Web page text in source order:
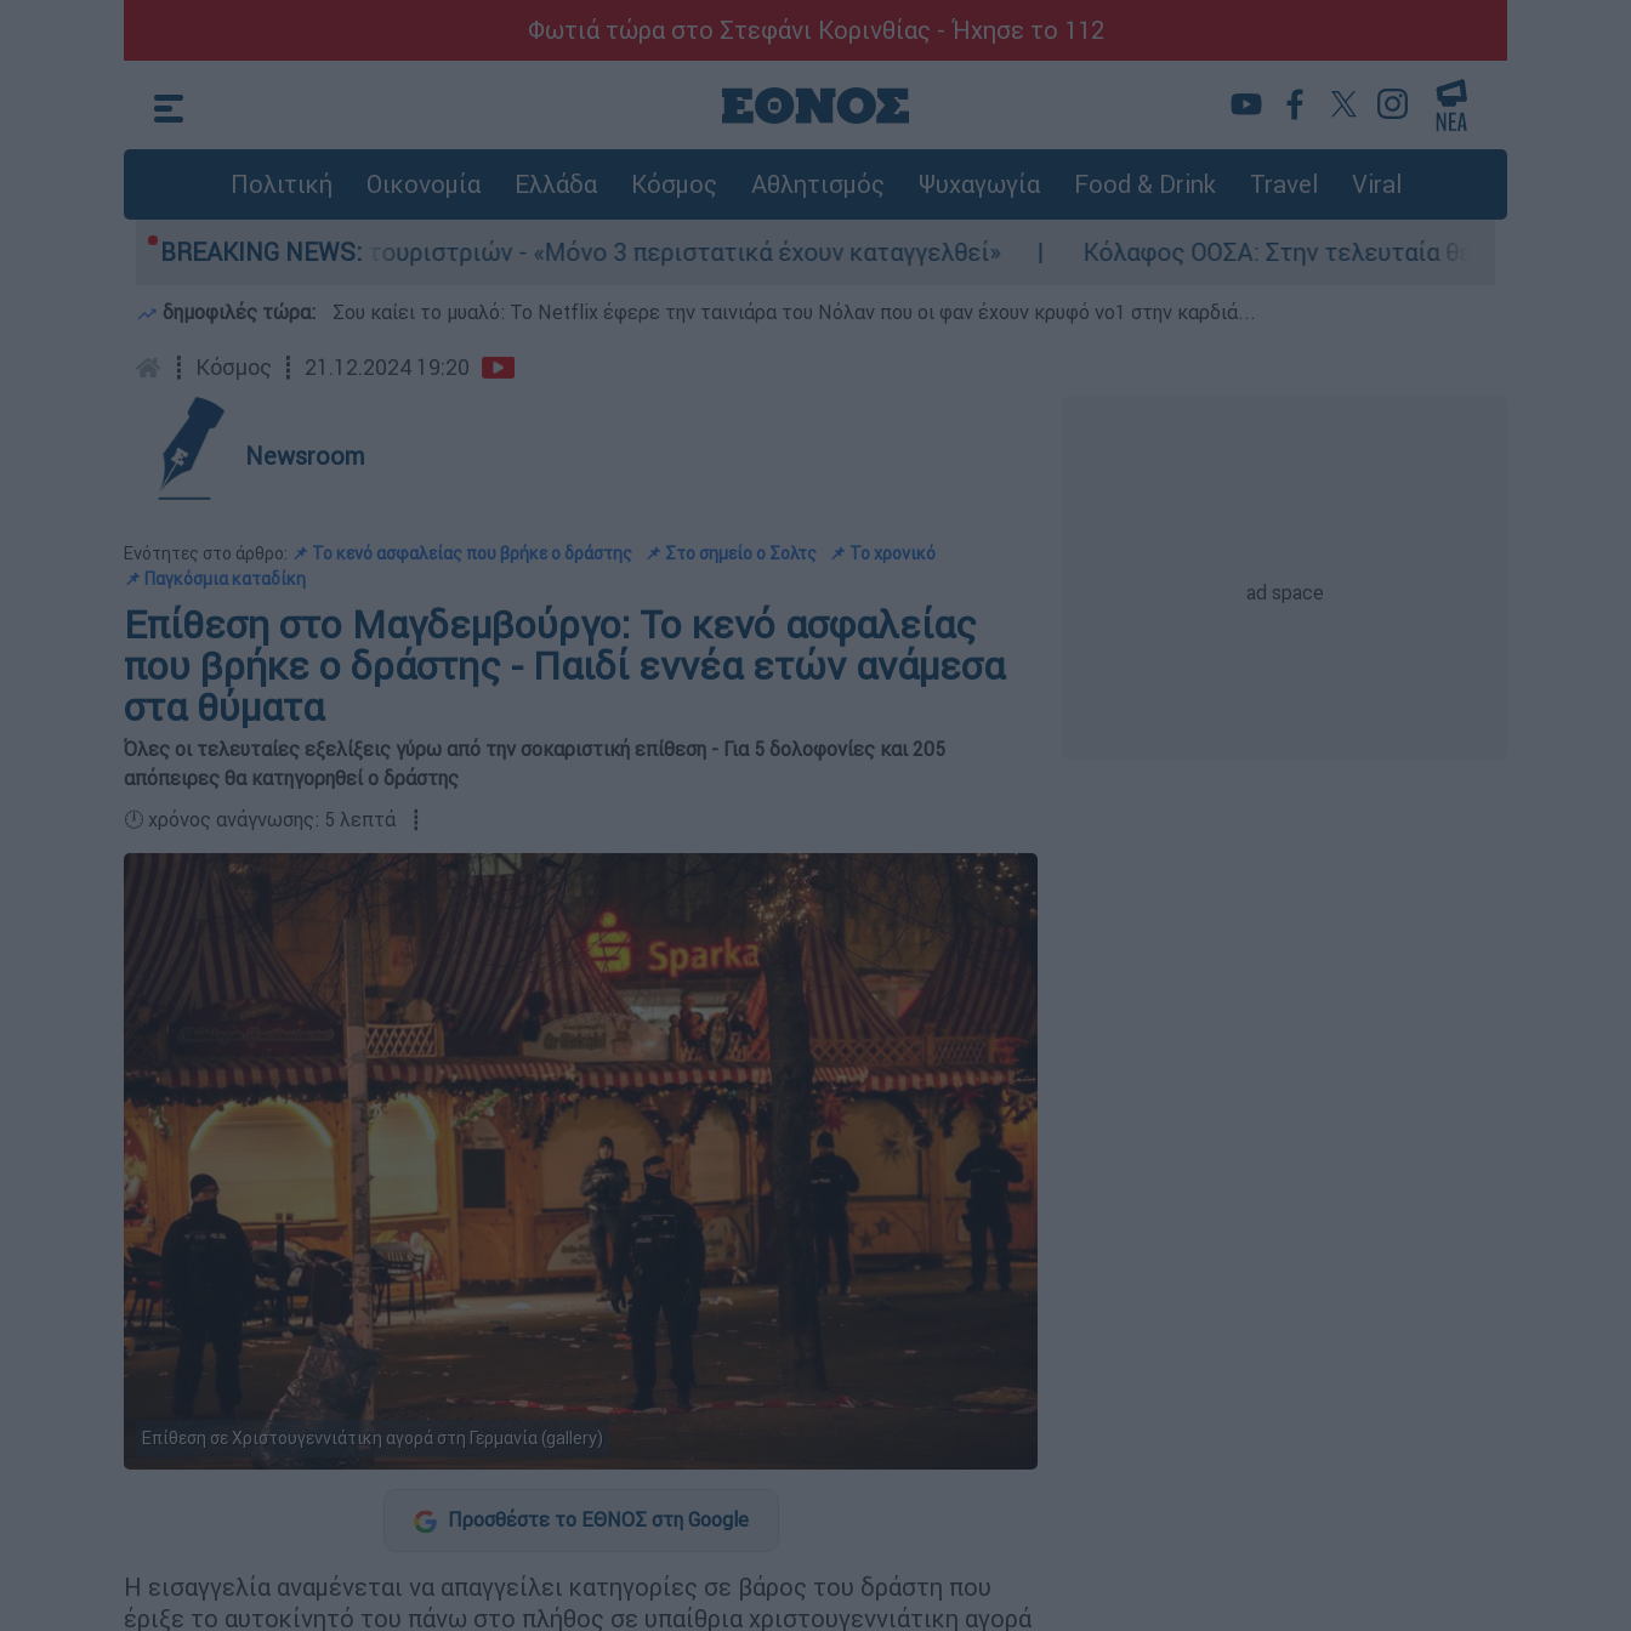
Φωτιά τώρα στο Στεφάνι Κορινθίας - Ήχησε το 112
Πολιτική Οικονομία Ελλάδα Κόσμος Αθλητισμός Ψυχαγωγία Food & Drink Travel Viral
BREAKING NEWS:
8 βιασμούς τουριστριών - «Μόνο 3 περιστατικά έχουν καταγγελθεί» Κόλαφος ΟΟΣΑ: Στην τελευταία θέση η Ελλάδα για το
δημοφιλές τώρα: Σου καίει το μυαλό: Το Netflix έφερε την ταινιάρα του Νόλαν που οι φαν έχουν κρυφό νο1 στην καρδιά...
┋ Κόσμος ┋ 21.12.2024 19:20
Newsroom
Ενότητες στο άρθρο: 📌 Το κενό ασφαλείας που βρήκε ο δράστης 📌 Στο σημείο ο Σολτς
📌 Το χρονικό
📌 Παγκόσμια καταδίκη
Επίθεση στο Μαγδεμβούργο: Το κενό ασφαλείας
που βρήκε ο δράστης - Παιδί εννέα ετών ανάμεσα
στα θύματα
Όλες οι τελευταίες εξελίξεις γύρω από την σοκαριστική επίθεση - Για 5 δολοφονίες και 205
απόπειρες θα κατηγορηθεί ο δράστης
🕛 χρόνος ανάγνωσης: 5 λεπτά ┋
Επίθεση σε Χριστουγεννιάτικη αγορά στη Γερμανία (gallery)
Προσθέστε το ΕΘΝΟΣ στη Google
Η εισαγγελία αναμένεται να απαγγείλει κατηγορίες σε βάρος του δράστη που
έριξε το αυτοκίνητό του πάνω στο πλήθος σε υπαίθρια χριστουγεννιάτικη αγορά